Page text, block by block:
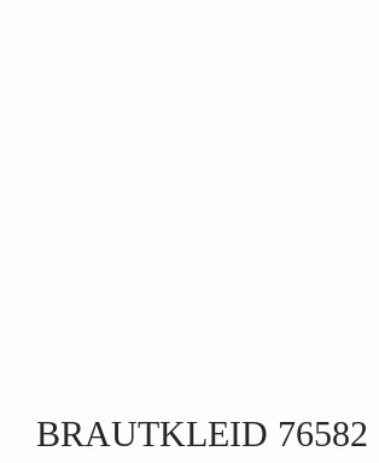
BRAUTKLEID 76582